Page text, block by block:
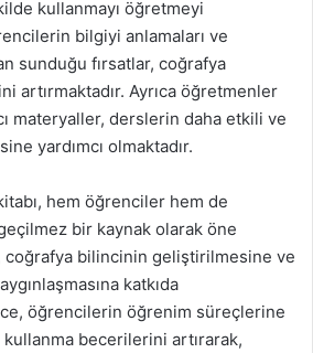
kullanmayı öğretmeyi
bilgiyi anlamaları ve
sunduğu fırsatlar, coğrafya
artırmaktadır. Ayrıca öğretmenler
materyaller, derslerin daha etkili ve
yardımcı olmaktadır.
hem öğrenciler hem de
bir kaynak olarak öne
coğrafya bilincinin geliştirilmesine ve
katkıda
öğrencilerin öğrenim süreçlerine
kullanma becerilerini artırarak,